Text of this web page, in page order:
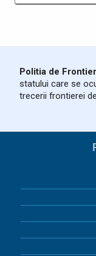
Politia de
statului care se
trecerii frontierei